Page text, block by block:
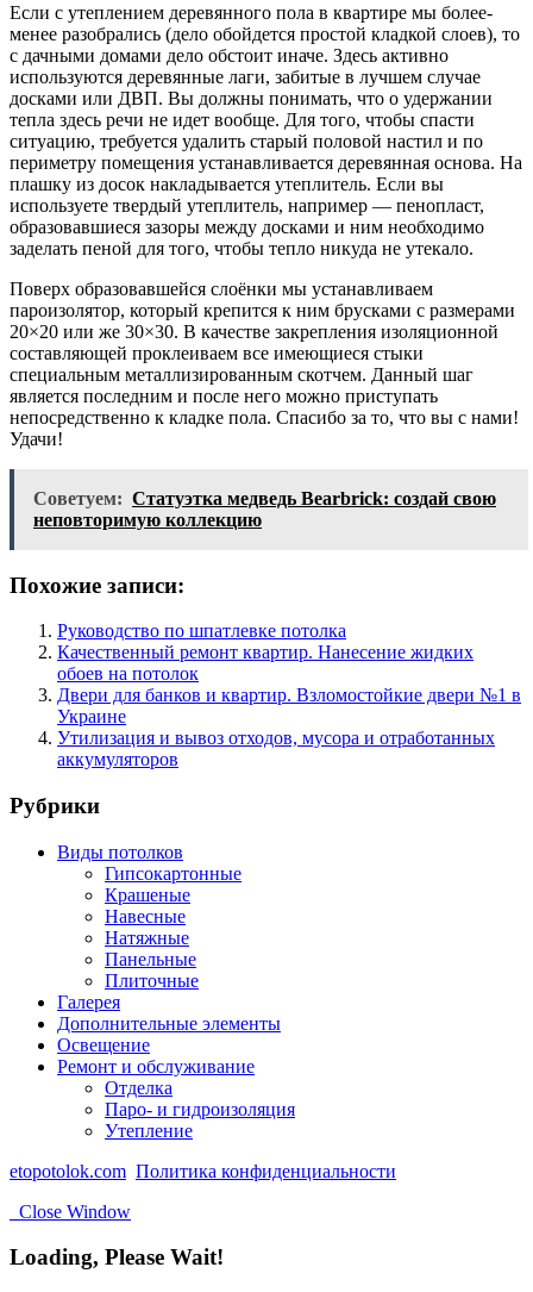
Если с утеплением деревянного пола в квартире мы более-
менее разобрались (дело обойдется простой кладкой слоев), то
с дачными домами дело обстоит иначе. Здесь активно
используются деревянные лаги, забитые в лучшем случае
досками или ДВП. Вы должны понимать, что о удержании
тепла здесь речи не идет вообще. Для того, чтобы спасти
ситуацию, требуется удалить старый половой настил и по
периметру помещения устанавливается деревянная основа. На
плашку из досок накладывается утеплитель. Если вы
используете твердый утеплитель, например — пенопласт,
образовавшиеся зазоры между досками и ним необходимо
заделать пеной для того, чтобы тепло никуда не утекало.
Поверх образовавшейся слоёнки мы устанавливаем
пароизолятор, который крепится к ним брусками с размерами
20×20 или же 30×30. В качестве закрепления изоляционной
составляющей проклеиваем все имеющиеся стыки
специальным металлизированным скотчем. Данный шаг
является последним и после него можно приступать
непосредственно к кладке пола. Спасибо за то, что вы с нами!
Удачи!
Советуем: Статуэтка медведь Bearbrick: создай свою
неповторимую коллекцию
Похожие записи:
Руководство по шпатлевке потолка
Качественный ремонт квартир. Нанесение жидких
обоев на потолок
Двери для банков и квартир. Взломостойкие двери №1 в
Украине
Утилизация и вывоз отходов, мусора и отработанных
аккумуляторов
Рубрики
Виды потолков
Гипсокартонные
Крашеные
Навесные
Натяжные
Панельные
Плиточные
Галерея
Дополнительные элементы
Освещение
Ремонт и обслуживание
Отделка
Паро- и гидроизоляция
Утепление
etopotolok.com Политика конфиденциальности
Close Window
Loading, Please Wait!